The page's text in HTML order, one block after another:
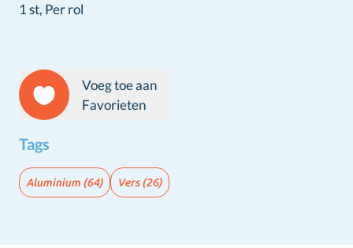
1 st, Per rol
Voeg toe aan
Favorieten
Tags
Aluminium (64) Vers(26)